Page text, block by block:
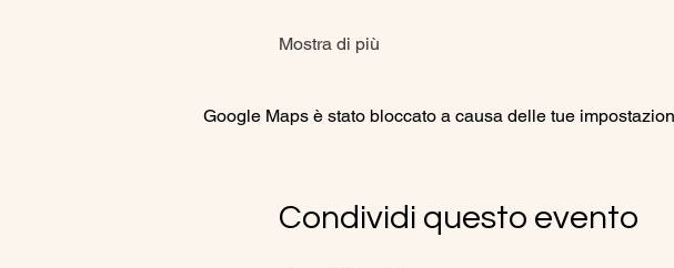
Mostra di più
Google Maps è stato bloccato a causa delle tue
Condividi questo evento